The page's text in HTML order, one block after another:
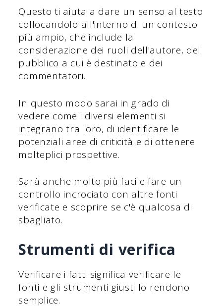
Questo ti aiuta a dare un senso al testo
collocandolo all'interno di un contesto
più ampio, che include la
considerazione dei ruoli dell'autore, del
pubblico a cui è destinato e dei
commentatori.
In questo modo sarai in grado di
vedere come i diversi elementi si
integrano tra loro, di identificare le
potenziali aree di criticità e di ottenere
molteplici prospettive.
Sarà anche molto più facile fare un
controllo incrociato con altre fonti
verificate e scoprire se c'è qualcosa di
sbagliato.
Strumenti di verifica
Verificare i fatti significa verificare le
fonti e gli strumenti giusti lo rendono
semplice.